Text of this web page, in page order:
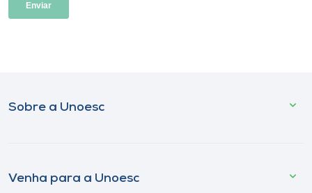
Sobre a Unoesc
Venha para a Unoesc